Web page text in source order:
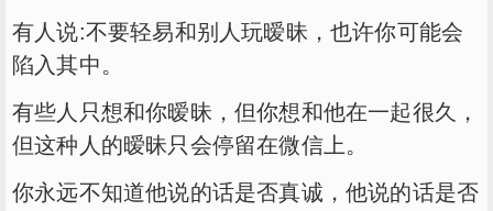
有人说:不要轻易和别人玩暧昧，也许你可能会
陷入其中。
有些人只想和你暧昧，但你想和他在一起很久，
但这种人的暧昧只会停留在微信上。
你永远不知道他说的话是否真诚，他说的话是否